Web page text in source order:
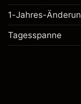
1-Jahres-
Tagesspanne